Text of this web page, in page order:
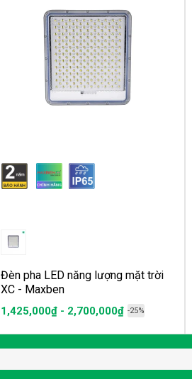
Đèn pha LED năng lượng mặt trời
XC - Maxben
1,425,000₫ - 2,700,000₫ -25%